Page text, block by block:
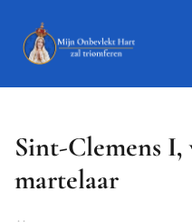
Sint-Clemens I,
martelaar